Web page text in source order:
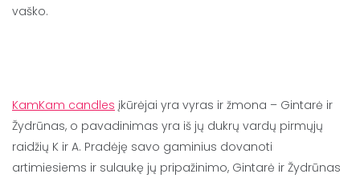
vaško.
KamKam candles įkūrėjai yra vyras ir žmona – Gintarė ir
Žydrūnas, o pavadinimas yra iš jų dukrų vardų pirmųjų
raidžių K ir A. Pradėję savo gaminius dovanoti
artimiesiems ir sulaukę jų pripažinimo, Gintarė ir Žydrūnas